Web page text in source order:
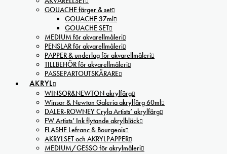
GOUACHE färger & set
GOUACHE 37ml
GOUACHE SET
MEDIUM för akvarellmåleri
PENSLAR för akvarellmåleri
PAPPER & underlag för akvarellmåleri
TILLBEHÖR för akvarellmåleri
PASSEPARTOUTSKÄRARE
AKRYL
WINSOR&NEWTON akrylfärg
Winsor & Newton Galeria akrylfärg 60ml
DALER-ROWNEY Cryla Artists’ akrylfärg
FW Artists’ Ink flytande akrylbläck
FLASHE Lefranc & Bourgeois
AKRYLSET och AKRYLPAPPER
MEDIUM/GESSO för akrylmåleri